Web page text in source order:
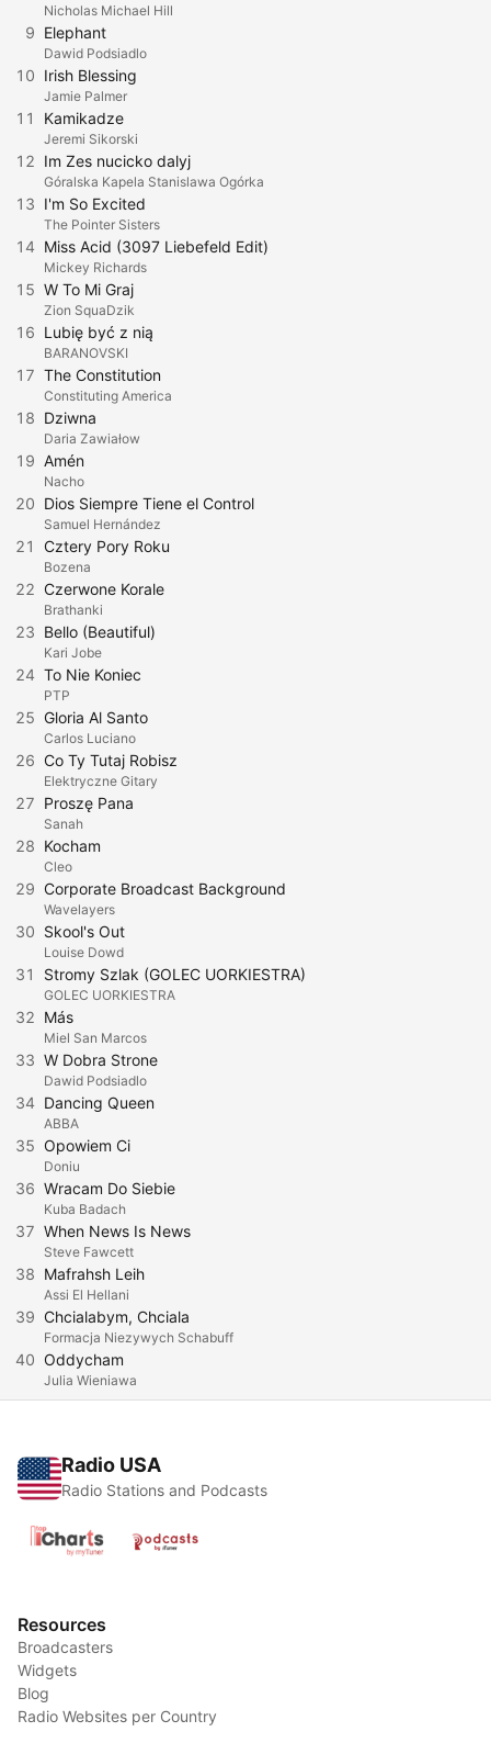
Nicholas Michael Hill
9 Elephant
Dawid Podsiadlo
10 Irish Blessing
Jamie Palmer
11 Kamikadze
Jeremi Sikorski
12 Im Zes nucicko dalyj
Góralska Kapela Stanislawa Ogórka
13 I'm So Excited
The Pointer Sisters
14 Miss Acid (3097 Liebefeld Edit)
Mickey Richards
15 W To Mi Graj
Zion SquaDzik
16 Lubię być z nią
BARANOVSKI
17 The Constitution
Constituting America
18 Dziwna
Daria Zawiałow
19 Amén
Nacho
20 Dios Siempre Tiene el Control
Samuel Hernández
21 Cztery Pory Roku
Bozena
22 Czerwone Korale
Brathanki
23 Bello (Beautiful)
Kari Jobe
24 To Nie Koniec
PTP
25 Gloria Al Santo
Carlos Luciano
26 Co Ty Tutaj Robisz
Elektryczne Gitary
27 Proszę Pana
Sanah
28 Kocham
Cleo
29 Corporate Broadcast Background
Wavelayers
30 Skool's Out
Louise Dowd
31 Stromy Szlak (GOLEC UORKIESTRA)
GOLEC UORKIESTRA
32 Más
Miel San Marcos
33 W Dobra Strone
Dawid Podsiadlo
34 Dancing Queen
ABBA
35 Opowiem Ci
Doniu
36 Wracam Do Siebie
Kuba Badach
37 When News Is News
Steve Fawcett
38 Mafrahsh Leih
Assi El Hellani
39 Chcialabym, Chciala
Formacja Niezywych Schabuff
40 Oddycham
Julia Wieniawa
Radio USA
Radio Stations and Podcasts
Resources
Broadcasters
Widgets
Blog
Radio Websites per Country